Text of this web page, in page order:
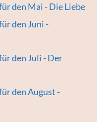
den Mai - Die Liebe
den Juni -
den Juli - Der
den August -